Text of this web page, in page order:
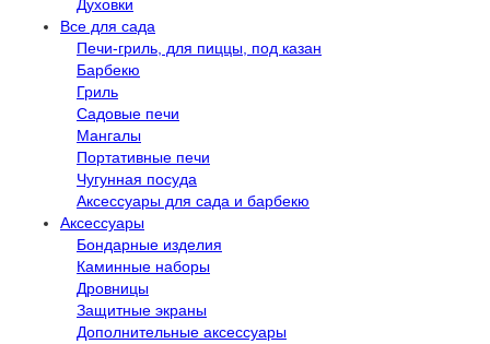
Духовки
Все для сада
Печи-гриль, для пиццы, под казан
Барбекю
Гриль
Садовые печи
Мангалы
Портативные печи
Чугунная посуда
Аксессуары для сада и барбекю
Аксессуары
Бондарные изделия
Каминные наборы
Дровницы
Защитные экраны
Дополнительные аксессуары